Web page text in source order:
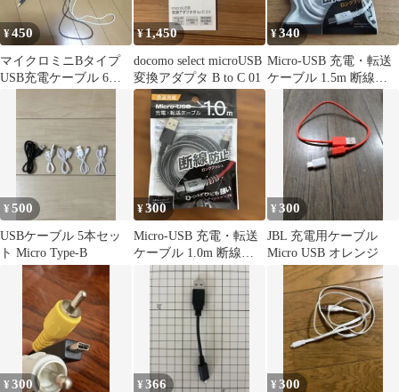
¥450
マイクロミニBタイプ
USB充電ケーブル 6本
¥1,450
docomo select microUSB
変換アダプタ B to C 01
¥340
Micro-USB 充電・転送
ケーブル 1.5m 断線防
¥500
USBケーブル 5本セッ
ト Micro Type-B
¥300
Micro-USB 充電・転送
ケーブル 1.0m 断線防
¥300
JBL 充電用ケーブル
Micro USB オレンジ
¥300 ¥366 ¥300